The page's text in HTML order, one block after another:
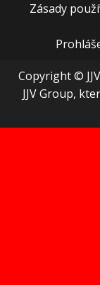
Zásady
Copyright ©
JJV Group,